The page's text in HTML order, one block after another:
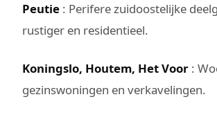
Peutie : Perifere zuidoostelijke
rustiger en residentieel.
Koningslo, Houtem, Het Voor :
gezinswoningen en verkavelingen.